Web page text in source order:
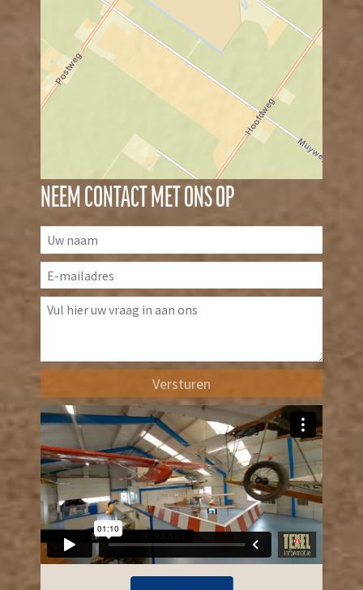
NEEM CONTACT MET ONS OP
Versturen